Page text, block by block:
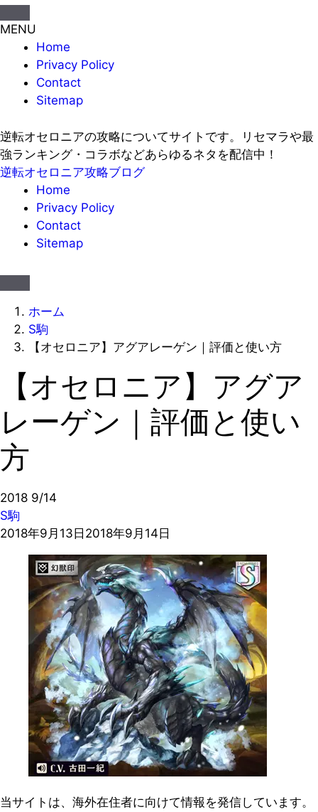
MENU
Home
Privacy Policy
Contact
Sitemap
逆転オセロニアの攻略についてサイトです。リセマラや最
強ランキング・コラボなどあらゆるネタを配信中！
逆転オセロニア攻略ブログ
Home
Privacy Policy
Contact
Sitemap
ホーム
S駒
【オセロニア】アグアレーゲン｜評価と使い方
【オセロニア】アグア
レーゲン｜評価と使い
方
2018 9/14
S駒
2018年9月13日 2018年9月14日
当サイトは、海外在住者に向けて情報を発信しています。